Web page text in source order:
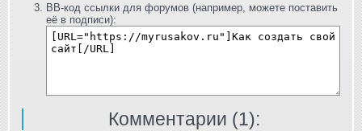
BB-код ссылки для форумов (например, можете поставить
её в подписи):
Комментарии (1):